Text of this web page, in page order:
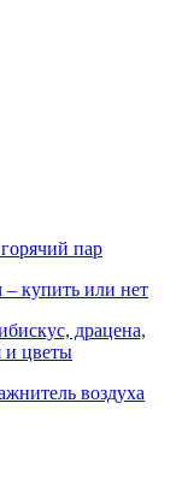
пар
– купить или нет
драцена,
и цветы
воздуха